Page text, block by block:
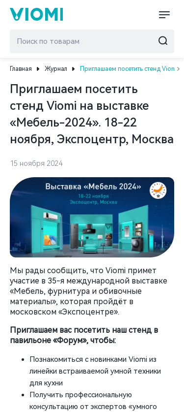
Главная Журнал Приглашаем посетить стенд
Приглашаем посетить
стенд Viomi на выставке
«Мебель-2024». 18-22
ноября, Экспоцентр, Москва
15 ноября 2024
Мы рады сообщить, что Viomi примет
участие в 35-я международной выставке
«Мебель, фурнитура и обивочные
материалы», которая пройдёт в
московском «Экспоцентре».
Приглашаем вас посетить наш стенд в
павильоне «Форум», чтобы:
Познакомиться с новинками Viomi из
линейки встраиваемой умной техники
для кухни
Получить профессиональную
консультацию от экспертов «умного